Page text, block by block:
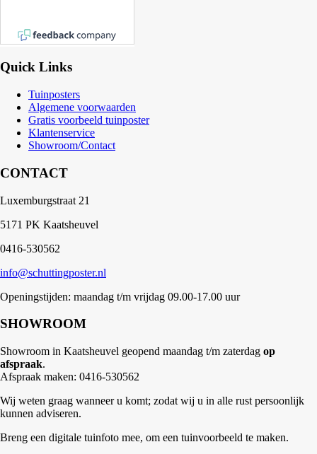
Quick Links
Tuinposters
Algemene voorwaarden
Gratis voorbeeld tuinposter
Klantenservice
Showroom/Contact
CONTACT
Luxemburgstraat 21
5171 PK Kaatsheuvel
0416-530562
info@schuttingposter.nl
Openingstijden: maandag t/m vrijdag 09.00-17.00 uur
SHOWROOM
Showroom in Kaatsheuvel geopend maandag t/m zaterdag op
afspraak.
Afspraak maken: 0416-530562
Wij weten graag wanneer u komt; zodat wij u in alle rust persoonlijk
kunnen adviseren.
Breng een digitale tuinfoto mee, om een tuinvoorbeeld te maken.